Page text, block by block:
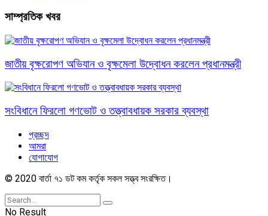
সাম্প্রতিক খবর
জাতীয় বৃক্ষরোপণ অভিযান ও বৃক্ষমেলা উদ্বোধন করলেন প্রধানমন্ত্রী
সংবিধানে ফিরলো গণভোট ও তত্ত্বাবধায়ক সরকার ব্যবস্থা
প্রচ্ছদ
আমরা
যোগাযোগ
© 2020 বার্তা ৭১ ডট কম কর্তৃক সকল সত্ত্ব সংরক্ষিত।
No Result